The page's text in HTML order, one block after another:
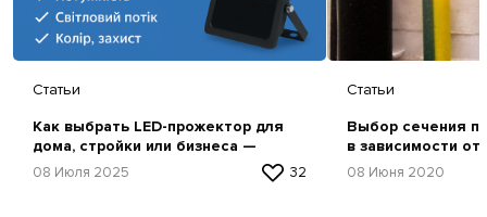
Статьи
Как выбрать LED-прожектор для
дома, стройки или бизнеса —
простая инструкция
08 Июля 2025 32
Статьи
Выбор сечения
в зависимости
08 Июня 2020